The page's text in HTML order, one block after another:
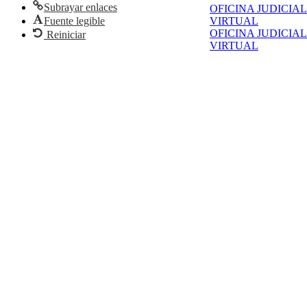
OFICINA JUDICIAL
VIRTUAL
OFICINA JUDICIAL
VIRTUAL
Subrayar enlaces
Fuente legible
Reiniciar